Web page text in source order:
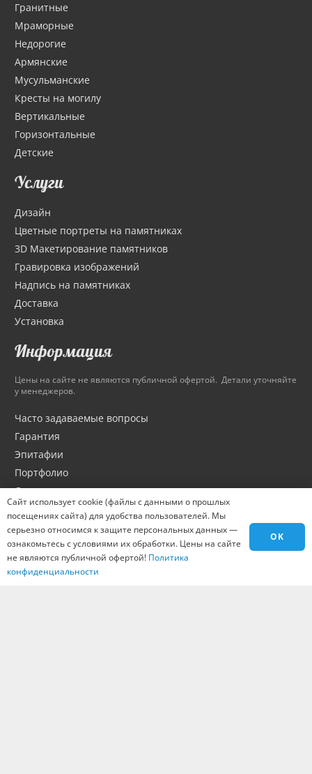
Гранитные
Мраморные
Недорогие
Армянские
Мусульманские
Кресты на могилу
Вертикальные
Горизонтальные
Детские
Услуги
Дизайн
Цветные портреты на памятниках
3D Макетирование памятников
Гравировка изображений
Надпись на памятниках
Доставка
Установка
Информация
Цены на сайте не являются публичной офертой. Детали уточняйте
у менеджеров.
Часто задаваемые вопросы
Гарантия
Эпитафии
Портфолио
Оптовикам
Материалы
Города
Контакты
Вакансии
Сайт использует cookie (файлы с данными о прошлых
посещениях сайта) для удобства пользователей. Мы
серьезно относимся к защите персональных данных —
ознакомьтесь с условиями их обработки. Цены на сайте
не являются публичной офертой! Политика
конфиденциальности
OK